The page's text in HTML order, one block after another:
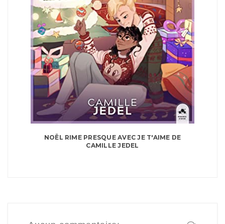
NOËL RIME PRESQUE AVEC JE T'AIME DE
CAMILLE JEDEL